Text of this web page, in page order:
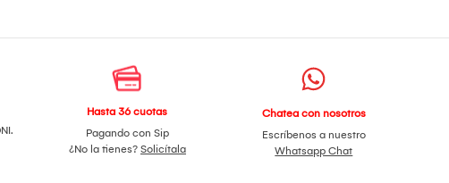
Hasta 36 cuotas
Pagando con Sip
¿No la tienes? Solicítala
Chatea con nosotros
Escríbenos a nuestro
Whatsapp Chat